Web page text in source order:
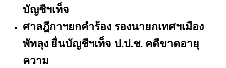
บัญชีฯเท็จ
ศาลฎีกาฯยกคำร้อง รองนายกเทศฯเมือง
พัทลุง ยื่นบัญชีฯเท็จ ป.ป.ช. คดีขาดอายุ
ความ